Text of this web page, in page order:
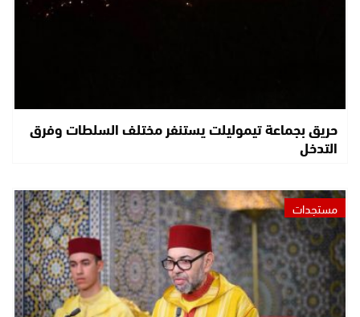
حريق بجماعة تيموليلت يستنفر مختلف السلطات وفرق
التدخل
مستجدات